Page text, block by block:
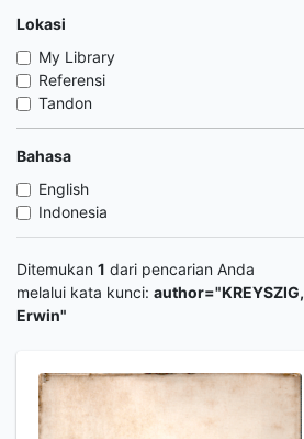
Lokasi
My Library
Referensi
Tandon
Bahasa
English
Indonesia
Ditemukan 1 dari pencarian Anda
melalui kata kunci: author="KREYSZIG,
Erwin"